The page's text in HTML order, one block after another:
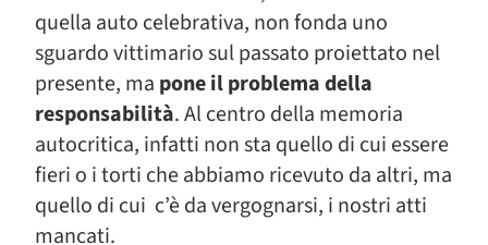
quella auto celebrativa, non fonda uno
sguardo vittimario sul passato proiettato nel
presente, ma pone il problema della
responsabilità. Al centro della memoria
autocritica, infatti non sta quello di cui essere
fieri o i torti che abbiamo ricevuto da altri, ma
quello di cui c’è da vergognarsi, i nostri atti
mancati.